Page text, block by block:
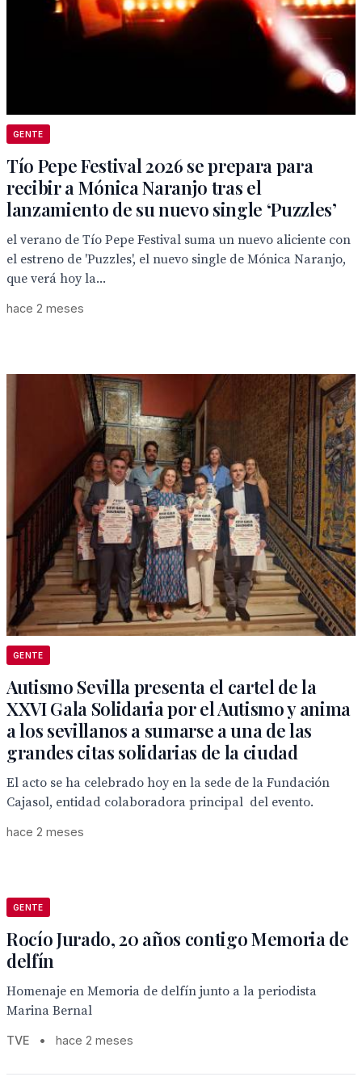
GENTE
Tío Pepe Festival 2026 se prepara para
recibir a Mónica Naranjo tras el
lanzamiento de su nuevo single ‘Puzzles’
el verano de Tío Pepe Festival suma un nuevo aliciente con
el estreno de 'Puzzles', el nuevo single de Mónica Naranjo,
que verá hoy la...
hace 2 meses
GENTE
Autismo Sevilla presenta el cartel de la
XXVI Gala Solidaria por el Autismo y anima
a los sevillanos a sumarse a una de las
grandes citas solidarias de la ciudad
El acto se ha celebrado hoy en la sede de la Fundación
Cajasol, entidad colaboradora principal del evento.
hace 2 meses
GENTE
Rocío Jurado, 20 años contigo Memoria de
delfín
Homenaje en Memoria de delfín junto a la periodista
Marina Bernal
TVE • hace 2 meses